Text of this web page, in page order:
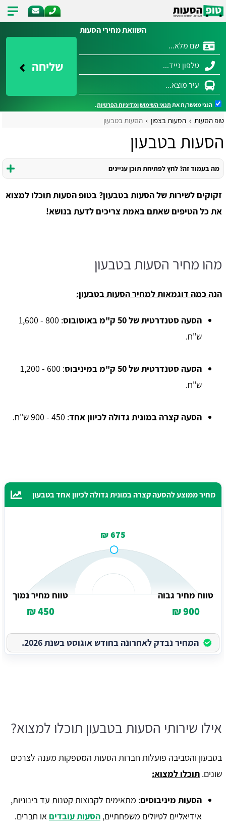
השוואת מחירי הסעות
שליחה
הנני מאשר/ת את תנאי השימושומדיניות הפרטיות.
טופ הסעות הסעות בצפון הסעות בטבעון
הסעות בטבעון
מה בעמוד זה? לחץ לפתיחת תוכן עניינים
זקוקים לשירות של הסעות בטבעון? בטופ הסעות תוכלו למצוא
את כל הטיפים שאתם באמת צריכים לדעת בנושא!
מהו מחיר הסעות בטבעון
הנה כמה דוגמאות למחיר הסעות בטבעון:
הסעה סטנדרטית של 50 ק"מ באוטובוס
: 800 - 1,600
ש"ח.
הסעה סטנדרטית של 50 ק"מ במיניבוס
: 600 - 1,200
ש"ח.
הסעה קצרה במונית גדולה לכיוון אחד: 450 - 900 ש"ח.
מחיר ממוצע להסעה קצרה במונית גדולה לכיוון אחד בטבעון
675 ₪
טווח מחיר גבוה
900 ₪
טווח מחיר נמוך
450 ₪
המחיר נבדק לאחרונה בחודש אוגוסט בשנת 2026.
אילו שירותי הסעות בטבעון תוכלו למצוא?
בטבעון והסביבה פועלות חברות הסעות המספקות מענה לצרכים
שונים. תוכלו למצוא:
הסעות מיניבוסים: מתאימים לקבוצות קטנות עד בינוניות,
אידיאליים לטיולים משפחתיים, הסעות עובדים או חברים.